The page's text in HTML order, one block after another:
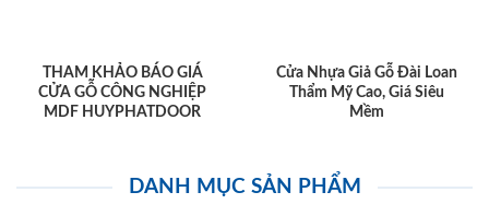
THAM KHẢO BÁO GIÁ
CỬA GỖ CÔNG NGHIỆP
MDF HUYPHATDOOR
Cửa Nhựa Giả Gỗ Đài Loan
Thẩm Mỹ Cao, Giá Siêu
Mềm
DANH MỤC SẢN PHẨM